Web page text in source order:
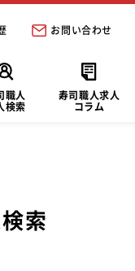
お問い合わせ
職人
検索
寿司職人求人
コラム
索